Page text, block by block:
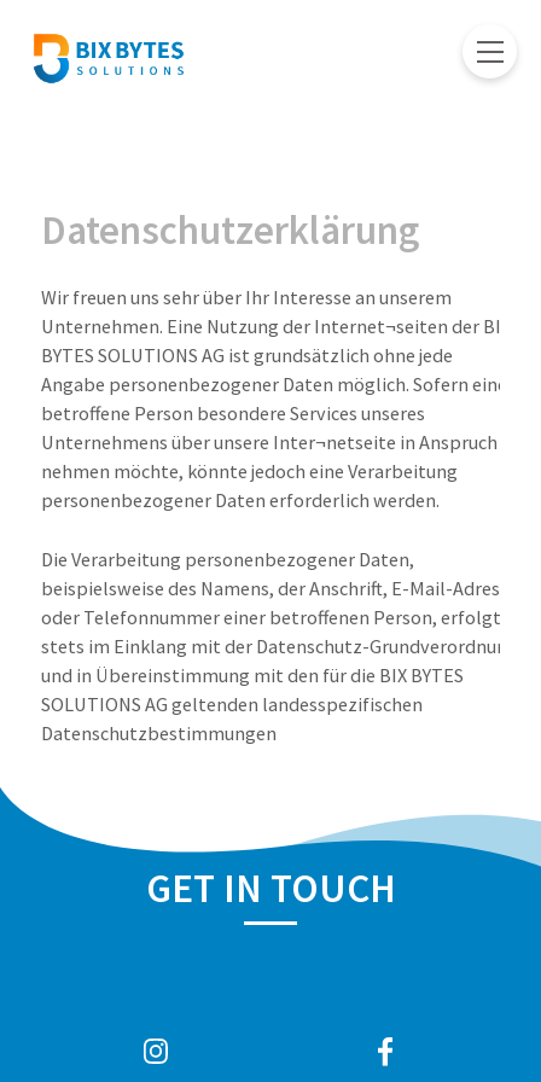
Datenschutzerklärung
Wir freuen uns sehr über Ihr Interesse an unserem
Unternehmen. Eine Nutzung der Internet¬seiten der BIX
BYTES SOLUTIONS AG ist grundsätzlich ohne jede
Angabe personenbezogener Daten möglich. Sofern eine
betroffene Person besondere Services unseres
Unternehmens über unsere Inter¬netseite in Anspruch
nehmen möchte, könnte jedoch eine Verarbeitung
personenbezogener Daten erforderlich werden.
Die Verarbeitung personenbezogener Daten,
beispielsweise des Namens, der Anschrift, E-Mail-Adresse
oder Telefonnummer einer betroffenen Person, erfolgt
stets im Einklang mit der Datenschutz-Grundverordnung
und in Übereinstimmung mit den für die BIX BYTES
SOLUTIONS AG geltenden landesspezifischen
Datenschutzbestimmungen
Personen über die ihnen zustehenden Rechte aufgeklärt.
Die BIX BYTES SOLUTIONS AG hat als für die Verarbeitung
Verantwortlicher zahlreiche technische und
GET IN TOUCH